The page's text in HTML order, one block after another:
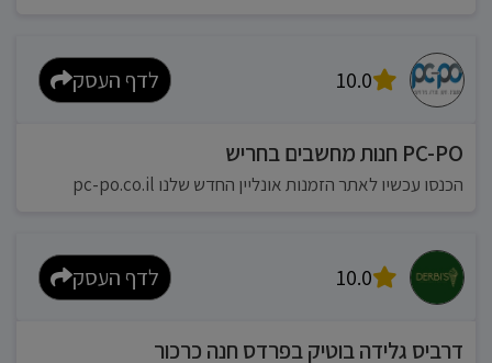
10.0 לדף העסק
PC-PO חנות מחשבים בחריש
הכנסו עכשיו לאתר הזמנות אונליין החדש שלנו pc-po.co.il
10.0 לדף העסק
דרביס גלידה בוטיק בפרדס חנה כרכור